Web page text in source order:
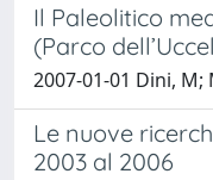
Il Paleolitico
(Parco
2007-01-01 Dini, M;
Le nuove
2003 al 2006